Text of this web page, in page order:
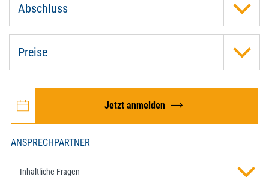
Abschluss
Preise
Jetzt anmelden
ANSPRECHPARTNER
Inhaltliche Fragen